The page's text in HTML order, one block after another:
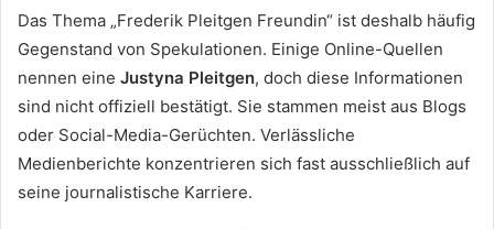
Das Thema „Frederik Pleitgen Freundin“ ist deshalb häufig
Gegenstand von Spekulationen. Einige Online-Quellen
nennen eine Justyna Pleitgen, doch diese Informationen
sind nicht offiziell bestätigt. Sie stammen meist aus Blogs
oder Social-Media-Gerüchten. Verlässliche
Medienberichte konzentrieren sich fast ausschließlich auf
seine journalistische Karriere.